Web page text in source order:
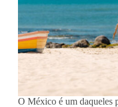
O México é um daqueles